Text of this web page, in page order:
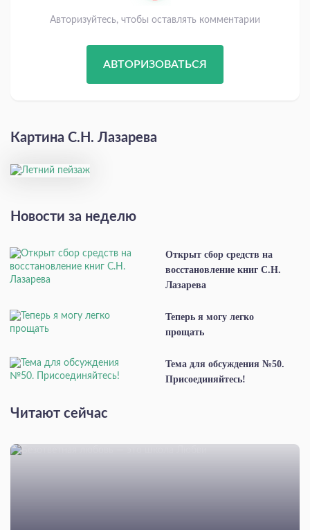
Авторизуйтесь, чтобы оставлять комментарии
АВТОРИЗОВАТЬСЯ
Картина С.Н. Лазарева
Новости за неделю
Открыт сбор средств на
восстановление книг С.Н.
Лазарева
Теперь я могу легко
прощать
Тема для обсуждения №50.
Присоединяйтесь!
Читают сейчас